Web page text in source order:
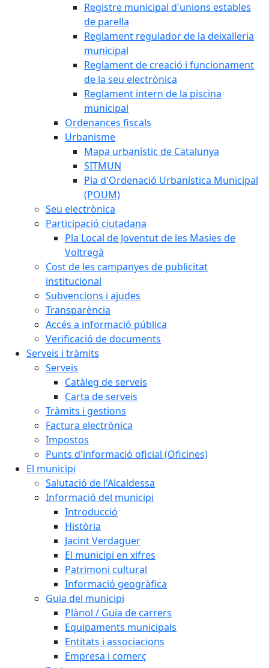
Registre municipal d'unions estables
de parella
Reglament regulador de la deixalleria
municipal
Reglament de creació i funcionament
de la seu electrònica
Reglament intern de la piscina
municipal
Ordenances fiscals
Urbanisme
Mapa urbanístic de Catalunya
SITMUN
Pla d'Ordenació Urbanística Municipal
(POUM)
Seu electrònica
Participació ciutadana
Pla Local de Joventut de les Masies de
Voltregà
Cost de les campanyes de publicitat
institucional
Subvencions i ajudes
Transparència
Accés a informació pública
Verificació de documents
Serveis i tràmits
Serveis
Catàleg de serveis
Carta de serveis
Tràmits i gestions
Factura electrònica
Impostos
Punts d'informació oficial (Oficines)
El municipi
Salutació de l'Alcaldessa
Informació del municipi
Introducció
Història
Jacint Verdaguer
El municipi en xifres
Patrimoni cultural
Informació geogràfica
Guia del municipi
Plànol / Guia de carrers
Equipaments municipals
Entitats i associacions
Empresa i comerç